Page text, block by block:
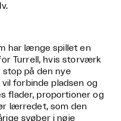
har længe spillet en
Turrell, hvis storværk
på den nye
forbinde pladsen og
flader, proportioner og
lærredet, som den
svøber i nøje